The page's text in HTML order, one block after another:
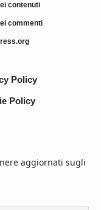
contenuti
commenti
Policy
Policy
aggiornati sugli